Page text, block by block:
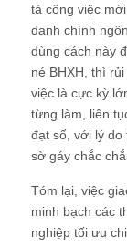
tả công việc
danh chính
dùng cách này
né BHXH, thì
việc là cực kỳ
từng làm, liên
đạt số, với lý do
sờ gáy chắc
Tóm lại , việc
minh bạch các
nghiệp tối ưu